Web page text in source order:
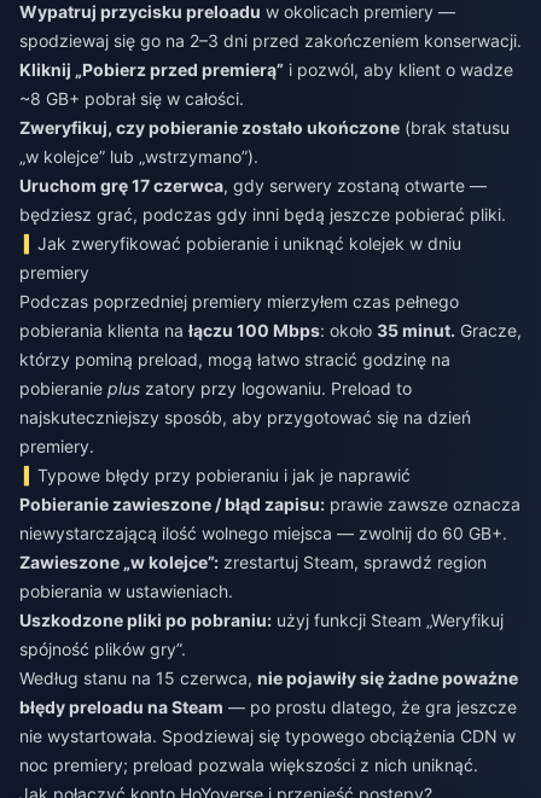
Wypatruj przycisku preloadu w okolicach premiery —
spodziewaj się go na 2–3 dni przed zakończeniem konserwacji.
Kliknij „Pobierz przed premierą” i pozwól, aby klient o wadze
~8 GB+ pobrał się w całości.
Zweryfikuj, czy pobieranie zostało ukończone (brak statusu
„w kolejce” lub „wstrzymano”).
Uruchom grę 17 czerwca, gdy serwery zostaną otwarte —
będziesz grać, podczas gdy inni będą jeszcze pobierać pliki.
Jak zweryfikować pobieranie i uniknąć kolejek w dniu
premiery
Podczas poprzedniej premiery mierzyłem czas pełnego
pobierania klienta na łączu 100 Mbps: około 35 minut. Gracze,
którzy pominą preload, mogą łatwo stracić godzinę na
pobieranie plus zatory przy logowaniu. Preload to
najskuteczniejszy sposób, aby przygotować się na dzień
premiery.
Typowe błędy przy pobieraniu i jak je naprawić
Pobieranie zawieszone / błąd zapisu: prawie zawsze oznacza
niewystarczającą ilość wolnego miejsca — zwolnij do 60 GB+.
Zawieszone „w kolejce”: zrestartuj Steam, sprawdź region
pobierania w ustawieniach.
Uszkodzone pliki po pobraniu: użyj funkcji Steam „Weryfikuj
spójność plików gry”.
Według stanu na 15 czerwca, nie pojawiły się żadne poważne
błędy preloadu na Steam — po prostu dlatego, że gra jeszcze
nie wystartowała. Spodziewaj się typowego obciążenia CDN w
noc premiery; preload pozwala większości z nich uniknąć.